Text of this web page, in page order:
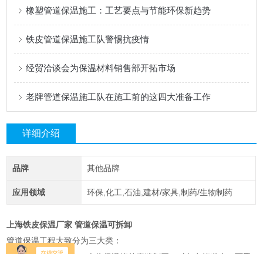
橡塑管道保温施工：工艺要点与节能环保新趋势
铁皮管道保温施工队警惕抗疫情
经贸洽谈会为保温材料销售部开拓市场
老牌管道保温施工队在施工前的这四大准备工作
详细介绍
品牌 其他品牌
应用领域 环保,化工,石油,建材/家具,制药/生物制药
上海铁皮保温厂家 管道保温可拆卸
管道保温工程大致分为三大类：